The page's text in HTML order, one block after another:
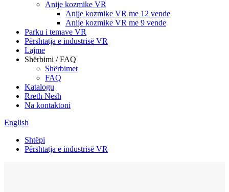
Anije kozmike VR
Anije kozmike VR me 12 vende
Anije kozmike VR me 9 vende
Parku i temave VR
Përshtatja e industrisë VR
Lajme
Shërbimi / FAQ
Shërbimet
FAQ
Katalogu
Rreth Nesh
Na kontaktoni
English
Shtëpi
Përshtatja e industrisë VR